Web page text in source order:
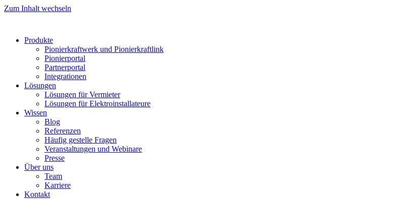
Zum Inhalt wechseln
Produkte
Pionierkraftwerk und Pionierkraftlink
Pionierportal
Partnerportal
Integrationen
Lösungen
Lösungen für Vermieter
Lösungen für Elektroinstallateure
Wissen
Blog
Referenzen
Häufig gestelle Fragen
Veranstaltungen und Webinare
Presse
Über uns
Team
Karriere
Kontakt